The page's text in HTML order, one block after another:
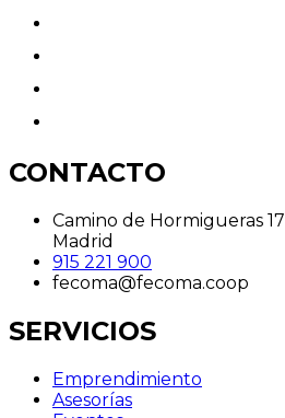
CONTACTO
Camino de Hormigueras
Madrid
915 221 900
fecoma@fecoma.coop
SERVICIOS
Emprendimiento
Asesorías